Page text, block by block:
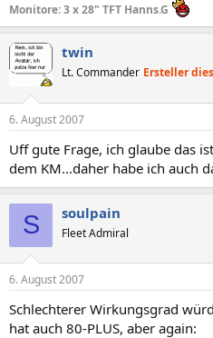
Monitore: 3 x 28" TFT Hanns.G
twin
Lt. Commander Ersteller
6. August 2007
Uff gute Frage, ich glaube das
dem KM...daher habe ich auch
S soulpain
Fleet Admiral
6. August 2007
Schlechterer Wirkungsgrad
hat auch 80-PLUS, aber again: